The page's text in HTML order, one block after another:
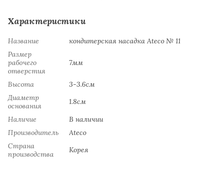
Характеристики
Название
кондитерская насадка Ateco № 11
Размер
рабочего
отверстия
7мм
Высота
3-3.6см
Диаметр
основания
1.8см
Наличие
В наличии
Производитель
Ateco
Страна
производства
Koрeя